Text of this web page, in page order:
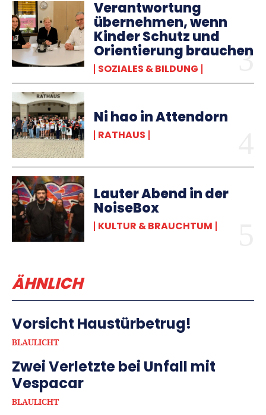
Verantwortung
übernehmen, wenn
Kinder Schutz und
Orientierung brauchen
SOZIALES & BILDUNG
Ni hao in Attendorn
RATHAUS
Lauter Abend in der
NoiseBox
KULTUR & BRAUCHTUM
ÄHNLICH
Vorsicht Haustürbetrug!
BLAULICHT
Zwei Verletzte bei Unfall mit
Vespacar
BLAULICHT